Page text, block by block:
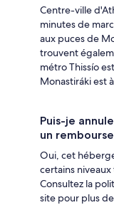
Centre-ville
minutes de
aux puces de
trouvent
métro Thissío
Monastiráki est
Puis-je
un
Oui, cet
certains
Consultez la
site pour plus